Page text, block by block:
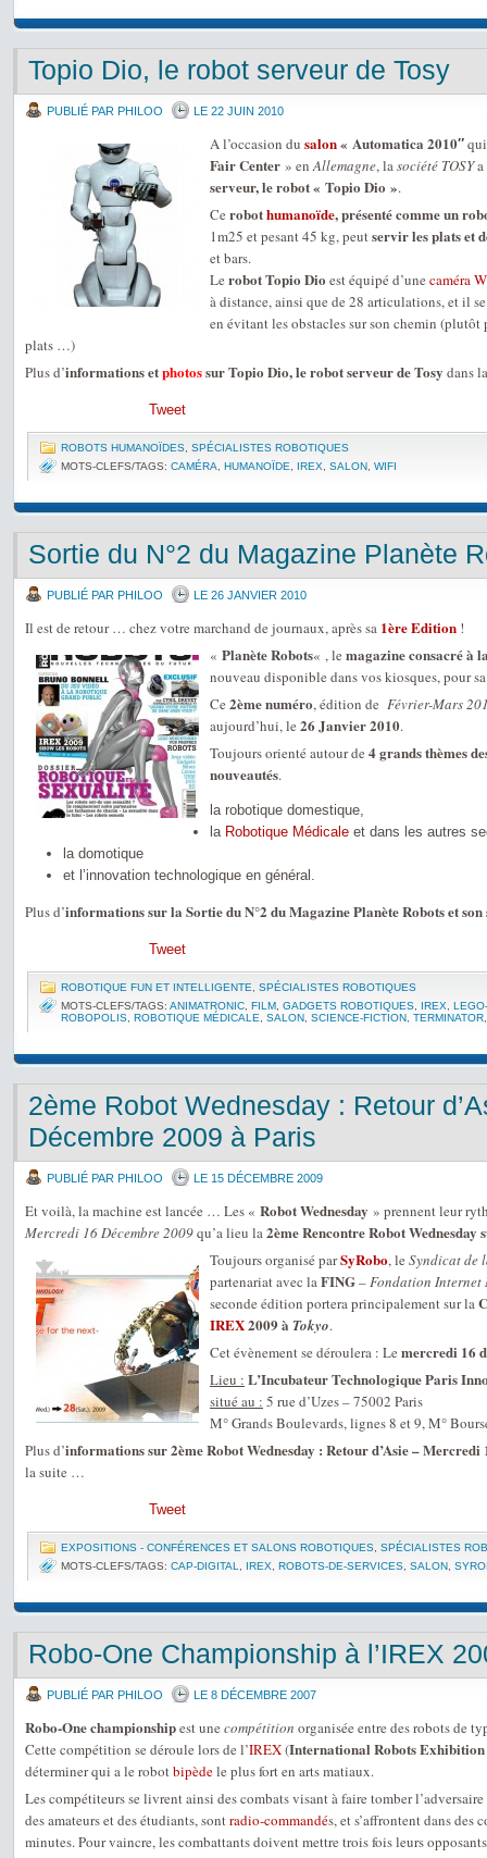
Topio Dio, le robot serveur de Tosy
PUBLIÉ PAR PHILOO LE 22 JUIN 2010
A l’occasion du salon« Automatica 2010″
Fair Center » enAllemagne, lasociété TOSYa
serveur, le robot « Topio Dio ».
Ce robothumanoïde, présenté comme un
1m25 et pesant 45 kg, peutservir les plats et
et bars.
Le robot Topio Dio est équipé d’une caméra
à distance, ainsi que de 28 articulations, et il
en évitant les obstacles sur son chemin (plutôt
plats …)
Plus d’informations etphotossur Topio Dio, le robot serveur de Tosy dans
Tweet
ROBOTS HUMANOÏDES SPÉCIALISTES ROBOTIQUES
MOTS-CLEFS/TAGS: CAMÉRA HUMANOÏDE IREX SALON WIFI
Sortie du N°2 du Magazine Planète
PUBLIÉ PAR PHILOO LE 26 JANVIER 2010
Il est de retour … chez votre marchand de journaux, après sa 1ère Edition !
« Planète Robots« , le magazine consacré à
nouveau disponible dans vos kiosques, pour
Ce 2ème numéro, édition de Février-Mars
aujourd’hui, le 26 Janvier 2010.
Toujours orienté autour de 4 grands thèmes
nouveautés.
la robotique domestique,
la Robotique Médicale et dans les autres
la domotique
et l’innovation technologique en général.
Plus d’informations sur la Sortie du N°2 du Magazine Planète Robots et
Tweet
ROBOTIQUE FUN ET INTELLIGENTE
SPÉCIALISTES ROBOTIQUES
MOTS-CLEFS/TAGS: ANIMATRONIC FILM GADGETS ROBOTIQUES IREX
ROBOPOLIS ROBOTIQUE MÉDICALE SALON SCIENCE-FICTION TERMINATOR
2ème Robot Wednesday : Retour
Décembre 2009 à Paris
PUBLIÉ PAR PHILOO LE 15 DÉCEMBRE 2009
Et voilà, la machine est lancée … Les « Robot Wednesday » prennent leur
Mercredi 16 Décembre 2009qu’a lieu la2ème Rencontre Robot Wednesday
Toujours organisé parSyRobo, le Syndicat de
partenariat avec laFING–Fondation Internet
seconde édition portera principalement sur la
IREX2009 à Tokyo.
Cet évènement se déroulera : Le mercredi 16
Lieu : L’Incubateur Technologique Paris
situé au : 5 rue d’Uzes – 75002 Paris
M° Grands Boulevards, lignes 8 et 9, M°
Plus d’informations sur 2ème Robot Wednesday : Retour d’Asie – Mercredi
la suite …
Tweet
EXPOSITIONS - CONFÉRENCES ET SALONS ROBOTIQUES SPÉCIALISTES
MOTS-CLEFS/TAGS: CAP-DIGITAL IREX ROBOTS-DE-SERVICES SALON
Robo-One Championship à l’IREX
PUBLIÉ PAR PHILOO LE 8 DÉCEMBRE 2007
Robo-One championshipest une compétition organisée entre des robots de
Cette compétition se déroule lors de l’IREX(International Robots Exhibition
déterminer qui a le robotbipèdele plus fort en arts matiaux.
Les compétiteurs se livrent ainsi des combats visant à faire tomber
des amateurs et des étudiants, sontradio-commandés, et s’affrontent dans
minutes. Pour vaincre, les combattants doivent mettre trois fois leurs